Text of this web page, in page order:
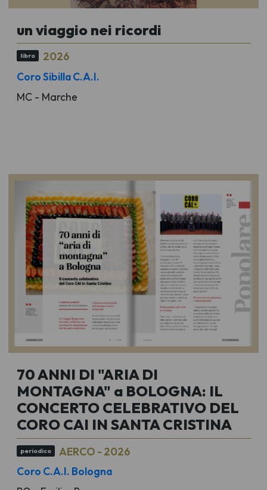
un viaggio nei ricordi
libro
2026
Coro Sibilla C.A.I.
MC - Marche
70 ANNI DI "ARIA DI
MONTAGNA" a BOLOGNA: IL
CONCERTO CELEBRATIVO DEL
CORO CAI IN SANTA CRISTINA
periodico
AERCO - 2026
Coro C.A.I. Bologna